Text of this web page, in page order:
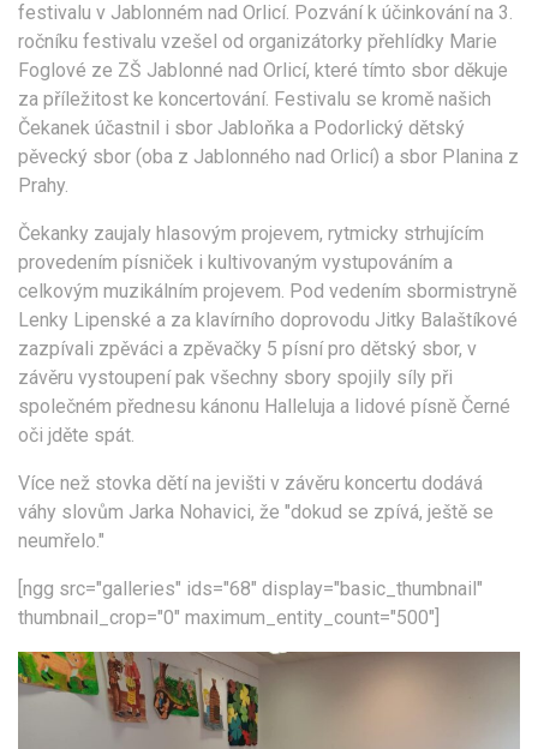
festivalu v Jablonném nad Orlicí. Pozvání k účinkování na 3.
ročníku festivalu vzešel od organizátorky přehlídky Marie
Foglové ze ZŠ Jablonné nad Orlicí, které tímto sbor děkuje
za příležitost ke koncertování. Festivalu se kromě našich
Čekanek účastnil i sbor Jabloňka a Podorlický dětský
pěvecký sbor (oba z Jablonného nad Orlicí) a sbor Planina z
Prahy.
Čekanky zaujaly hlasovým projevem, rytmicky strhujícím
provedením písniček i kultivovaným vystupováním a
celkovým muzikálním projevem. Pod vedením sbormistryně
Lenky Lipenské a za klavírního doprovodu Jitky Balaštíkové
zazpívali zpěváci a zpěvačky 5 písní pro dětský sbor, v
závěru vystoupení pak všechny sbory spojily síly při
společném přednesu kánonu Halleluja a lidové písně Černé
oči jděte spát.
Více než stovka dětí na jevišti v závěru koncertu dodává
váhy slovům Jarka Nohavici, že "dokud se zpívá, ještě se
neumřelo."
[ngg src="galleries" ids="68" display="basic_thumbnail"
thumbnail_crop="0" maximum_entity_count="500"]